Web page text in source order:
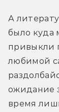
А
было куда
привыкли
любимой
ожидание
время